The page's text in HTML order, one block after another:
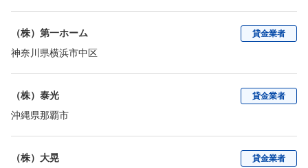
（株）第一ホーム
神奈川県横浜市中区
貸金業者
（株）泰光
沖縄県那覇市
貸金業者
（株）大晃
貸金業者